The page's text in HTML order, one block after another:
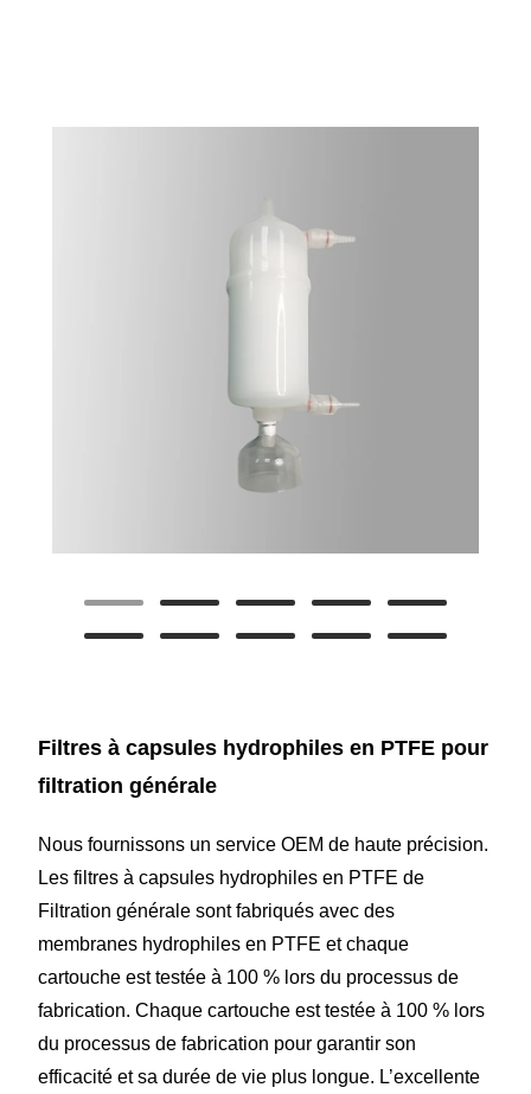
Filtres à capsules hydrophiles en PTFE pour
filtration générale
Nous fournissons un service OEM de haute précision.
Les filtres à capsules hydrophiles en PTFE de
Filtration générale sont fabriqués avec des
membranes hydrophiles en PTFE et chaque
cartouche est testée à 100 % lors du processus de
fabrication. Chaque cartouche est testée à 100 % lors
du processus de fabrication pour garantir son
efficacité et sa durée de vie plus longue. L’excellente